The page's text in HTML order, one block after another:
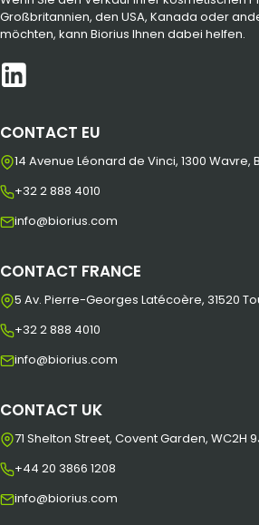
Großbritannien, den USA, Kanada oder
möchten, kann Biorius Ihnen dabei helfen.
CONTACT EU
14 Avenue Léonard de Vinci, 1300 Wavre,
+32 2 888 4010
info@biorius.com
CONTACT FRANCE
5 Av. Pierre-Georges Latécoère, 31520
+32 2 888 4010
info@biorius.com
CONTACT UK
71 Shelton Street, Covent Garden, WC2H
+44 20 3866 1208
info@biorius.com